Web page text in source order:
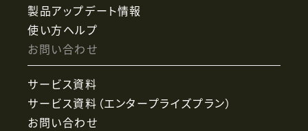
製品アップデート情報
使い方ヘルプ
お問い合わせ
サービス資料
サービス資料（エンタープライズプラン）
お問い合わせ